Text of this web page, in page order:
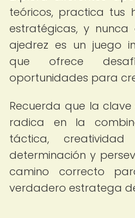
teóricos, practica tus
estratégicas, y nunca
ajedrez es un juego
que ofrece
oportunidades para
Recuerda que la
radica en la
táctica,
determinación y
camino correcto
verdadero estratega